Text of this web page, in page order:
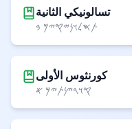
تسالونيكي الثانية
𐤕𐤎𐤋𐤅𐤍𐤉𐤒𐤉𐤌 𐤁
كورنثوس الأولى
𐤒𐤅𐤓𐤉𐤍𐤕𐤉𐤌 𐤀